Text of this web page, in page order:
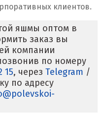
клиентов.
яшмы оптом в
заказ вы
компании
по номеру
15, через Telegram /
по адресу